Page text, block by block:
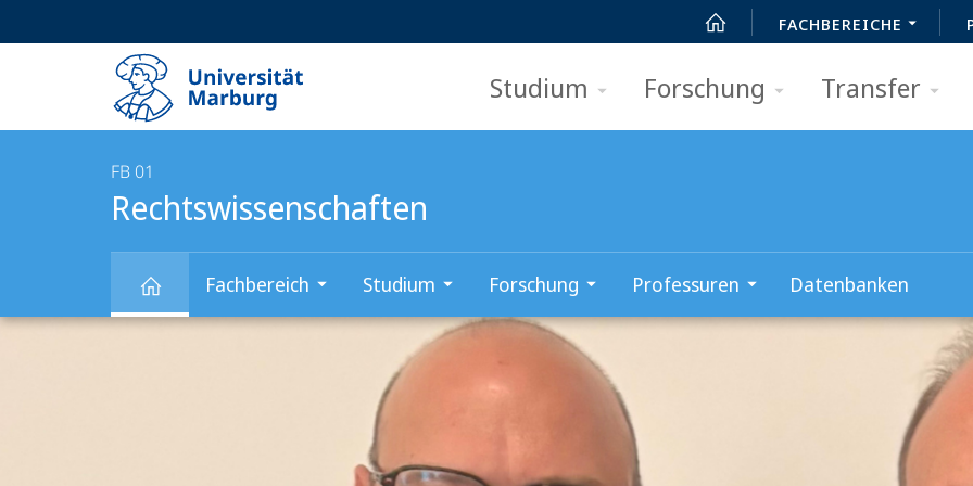
FACHBEREICHE
Studium Forschung Transfer
FB 01
Rechtswissenschaften
Fachbereich Studium Forschung Professuren Datenbanken
Hauptinhalt